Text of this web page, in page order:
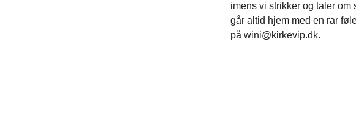
imens vi strikker og taler om
går altid hjem med en rar
på wini@kirkevip.dk.